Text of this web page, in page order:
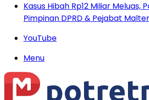
Kasus Hibah Rp12 Miliar Meluas,
Pimpinan DPRD & Pejabat
YouTube
Menu